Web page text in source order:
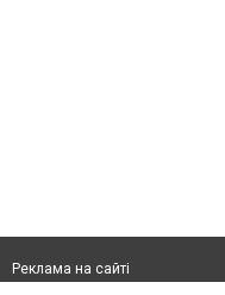
Реклама на сайті